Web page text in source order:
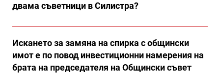
двама съветници в Силистра?
Искането за замяна на спирка с общински
имот е по повод инвестиционни намерения на
брата на председателя на Общински съвет